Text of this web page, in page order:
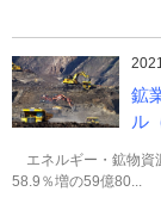
鉱
ル
エネルギー・鉱物資
58.9％増の59億80...